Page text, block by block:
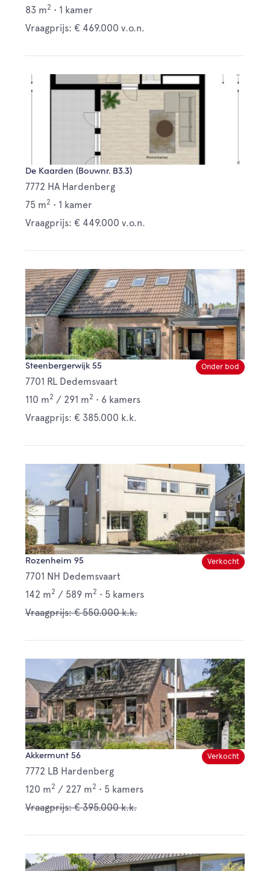
83 m2 • 1 kamer
Vraagprijs: € 469.000 v.o.n.
De Kaarden (Bouwnr. B3.3)
7772 HA Hardenberg
75 m2 • 1 kamer
Vraagprijs: € 449.000 v.o.n.
Onder bod
Steenbergerwijk 55
7701 RL Dedemsvaart
110 m2 / 291 m2 • 6 kamers
Vraagprijs: € 385.000 k.k.
Verkocht
Rozenheim 95
7701 NH Dedemsvaart
142 m2 / 589 m2 • 5 kamers
Vraagprijs: € 550.000 k.k.
Verkocht
Akkermunt 56
7772 LB Hardenberg
120 m2 / 227 m2 • 5 kamers
Vraagprijs: € 395.000 k.k.